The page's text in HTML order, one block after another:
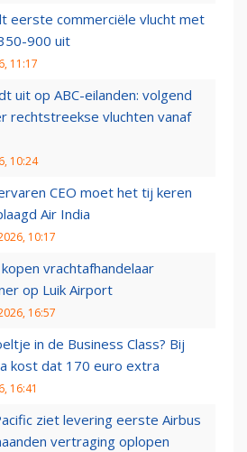
eerste commerciële vlucht met
900 uit
11:17
uit op ABC-eilanden: volgend
rechtstreekse vluchten vanaf
10:24
CEO moet het tij keren
Air India
10:17
kopen vrachtafhandelaar
op Luik Airport
16:57
in de Business Class? Bij
kost dat 170 euro extra
16:41
ziet levering eerste Airbus
vertraging oplopen